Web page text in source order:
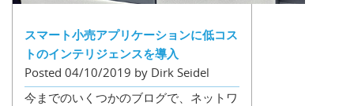
スマート小売アプリケーションに低コス
トのインテリジェンスを導入
Posted 04/10/2019 by Dirk Seidel
今までのいくつかのブログで、ネットワ